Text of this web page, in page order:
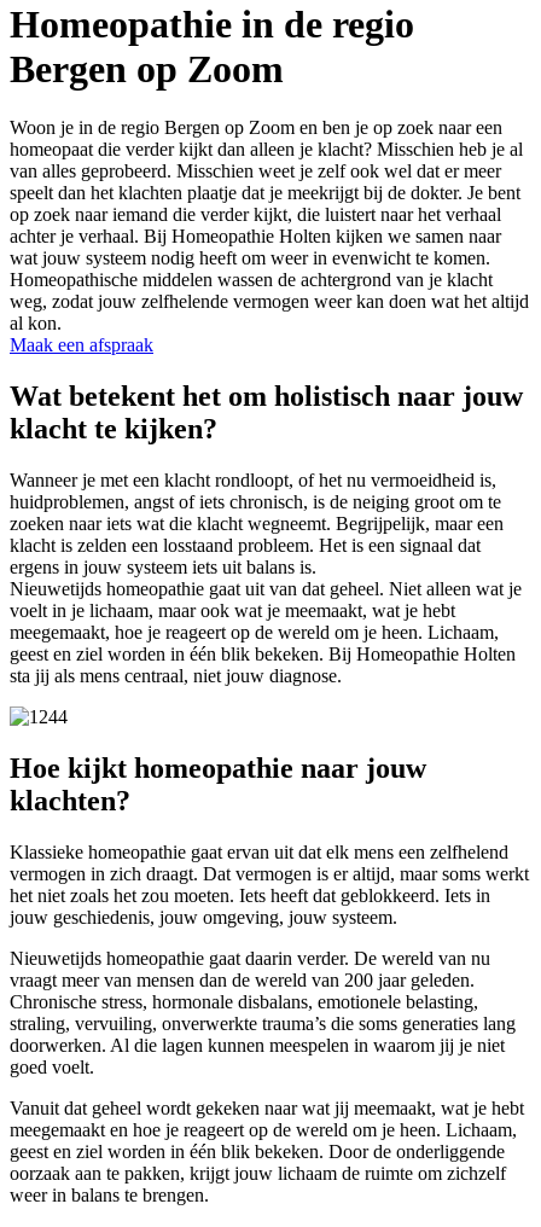
Homeopathie in de regio
Bergen op Zoom
Woon je in de regio Bergen op Zoom en ben je op zoek naar een
homeopaat die verder kijkt dan alleen je klacht? Misschien heb je al
van alles geprobeerd. Misschien weet je zelf ook wel dat er meer
speelt dan het klachten plaatje dat je meekrijgt bij de dokter. Je bent
op zoek naar iemand die verder kijkt, die luistert naar het verhaal
achter je verhaal. Bij Homeopathie Holten kijken we samen naar
wat jouw systeem nodig heeft om weer in evenwicht te komen.
Homeopathische middelen wassen de achtergrond van je klacht
weg, zodat jouw zelfhelende vermogen weer kan doen wat het altijd
al kon.
Maak een afspraak
Wat betekent het om holistisch naar jouw
klacht te kijken?
Wanneer je met een klacht rondloopt, of het nu vermoeidheid is,
huidproblemen, angst of iets chronisch, is de neiging groot om te
zoeken naar iets wat die klacht wegneemt. Begrijpelijk, maar een
klacht is zelden een losstaand probleem. Het is een signaal dat
ergens in jouw systeem iets uit balans is.
Nieuwetijds homeopathie gaat uit van dat geheel. Niet alleen wat je
voelt in je lichaam, maar ook wat je meemaakt, wat je hebt
meegemaakt, hoe je reageert op de wereld om je heen. Lichaam,
geest en ziel worden in één blik bekeken. Bij Homeopathie Holten
sta jij als mens centraal, niet jouw diagnose.
Hoe kijkt homeopathie naar jouw
klachten?
Klassieke homeopathie gaat ervan uit dat elk mens een zelfhelend
vermogen in zich draagt. Dat vermogen is er altijd, maar soms werkt
het niet zoals het zou moeten. Iets heeft dat geblokkeerd. Iets in
jouw geschiedenis, jouw omgeving, jouw systeem.
Nieuwetijds homeopathie gaat daarin verder. De wereld van nu
vraagt meer van mensen dan de wereld van 200 jaar geleden.
Chronische stress, hormonale disbalans, emotionele belasting,
straling, vervuiling, onverwerkte trauma’s die soms generaties lang
doorwerken. Al die lagen kunnen meespelen in waarom jij je niet
goed voelt.
Vanuit dat geheel wordt gekeken naar wat jij meemaakt, wat je hebt
meegemaakt en hoe je reageert op de wereld om je heen. Lichaam,
geest en ziel worden in één blik bekeken. Door de onderliggende
oorzaak aan te pakken, krijgt jouw lichaam de ruimte om zichzelf
weer in balans te brengen.